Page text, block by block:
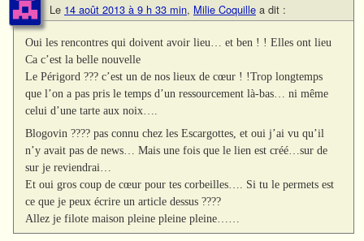
Le 14 août 2013 à 9 h 33 min, Milie Coquille a dit :
Oui les rencontres qui doivent avoir lieu… et ben ! ! Elles ont lieu
Ca c’est la belle nouvelle
Le Périgord ??? c’est un de nos lieux de cœur ! !Trop longtemps
que l’on a pas pris le temps d’un ressourcement là-bas… ni même
celui d’une tarte aux noix….
Blogovin ???? pas connu chez les Escargottes, et oui j’ai vu qu’il
n’y avait pas de news… Mais une fois que le lien est créé…sur de
sur je reviendrai…
Et oui gros coup de cœur pour tes corbeilles…. Si tu le permets est
ce que je peux écrire un article dessus ????
Allez je filote maison pleine pleine pleine……